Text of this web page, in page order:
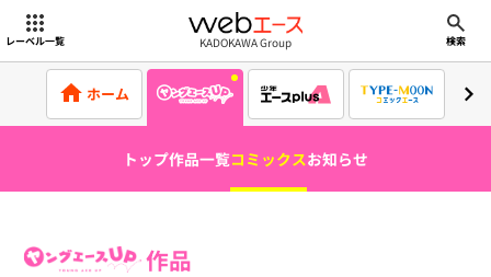
レーベル一覧 webエース
KADOKAWA Group 検索
ホーム
トップ作品一覧コミックスお知らせ
作品